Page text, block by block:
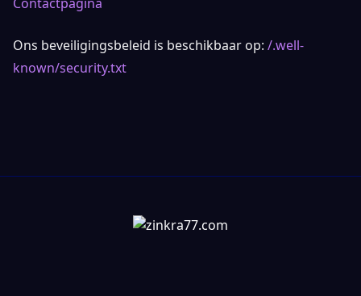
Ons beveiligingsbeleid is beschikbaar op: /.well-
known/security.txt